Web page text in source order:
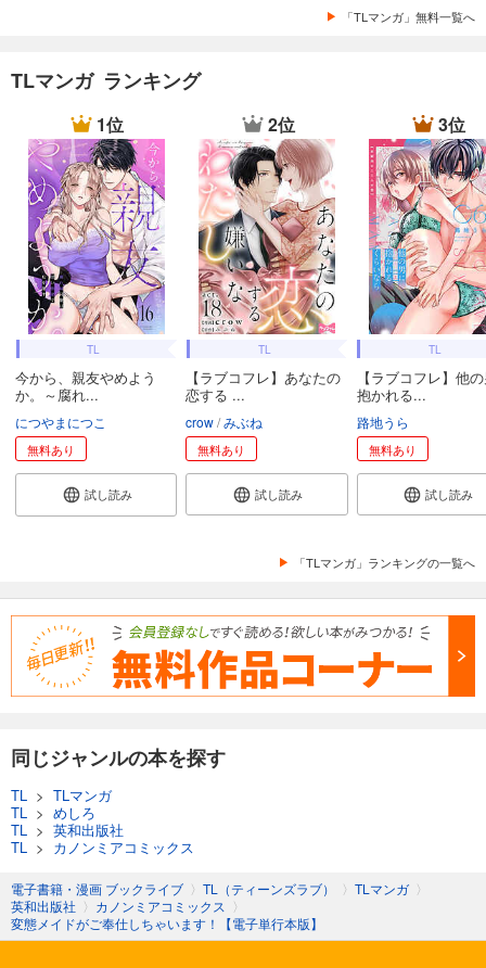
「TLマンガ」無料一覧へ
TLマンガ ランキング
1位
TL
今から、親友やめよう
か。～腐れ...
につやまにつこ
無料あり
試し読み
2位
TL
【ラブコフレ】あなたの
恋する ...
crow みぶね
無料あり
試し読み
3位
TL
【ラブコフレ】他
抱かれる...
路地うら
無料あり
試し読み
「TLマンガ」ランキングの一覧へ
同じジャンルの本を探す
TL > TLマンガ
TL > めしろ
TL > 英和出版社
TL > カノンミアコミックス
電子書籍・漫画 ブックライブ 〉 TL（ティーンズラブ） 〉 TLマンガ 〉
英和出版社 〉 カノンミアコミックス 〉
変態メイドがご奉仕しちゃいます！【電子単行本版】